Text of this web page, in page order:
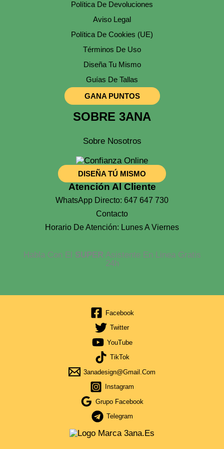
Política De Devoluciones
Aviso Legal
Política De Cookies (UE)
Términos De Uso
Diseña Tu Mismo
Guías De Tallas
GANA PUNTOS
SOBRE 3ANA
Sobre Nosotros
DISEÑA TÚ MISMO
Atención Al Cliente
WhatsApp Directo: 647 647 730
Contacto
Horario De Atención: Lunes A Viernes
Habla Con El SUPERAsistente En Linea Gratis
24h
Facebook
Twitter
YouTube
TikTok
3anadesign@gmail.com
Instagram
Grupo Facebook
Telegram